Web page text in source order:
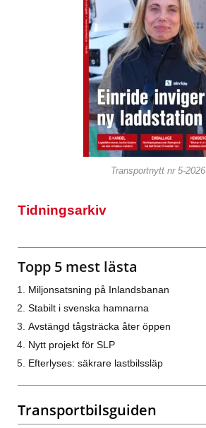
Transportnytt nr 5-2026
Tidningsarkiv
Topp 5 mest lästa
Miljonsatsning på Inlandsbanan
Stabilt i svenska hamnarna
Avstängd tågsträcka åter öppen
Nytt projekt för SLP
Efterlyses: säkrare lastbilssläp
Transportbilsguiden